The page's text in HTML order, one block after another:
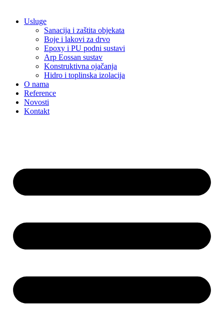
Usluge
Sanacija i zaštita objekata
Boje i lakovi za drvo
Epoxy i PU podni sustavi
Arp Eossan sustav
Konstruktivna ojačanja
Hidro i toplinska izolacija
O nama
Reference
Novosti
Kontakt